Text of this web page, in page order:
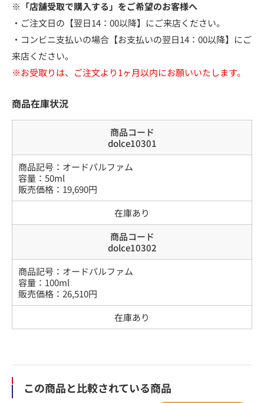
※「店舗受取で購入する」をご希望のお客様へ
・ご注文日の【翌日14：00以降】にご来店ください。
・コンビニ支払いの場合【お支払いの翌日14：00以降】にご
来店ください。
※お受取りは、ご注文より1ヶ月以内にお願いいたします。
商品在庫状況
商品コード
dolce10301
商品記号： オードパルファム
容量 ： 50ml
販売価格： 19,690円
在庫あり
商品コード
dolce10302
商品記号： オードパルファム
容量 ： 100ml
販売価格： 26,510円
在庫あり
この商品と比較されている商品